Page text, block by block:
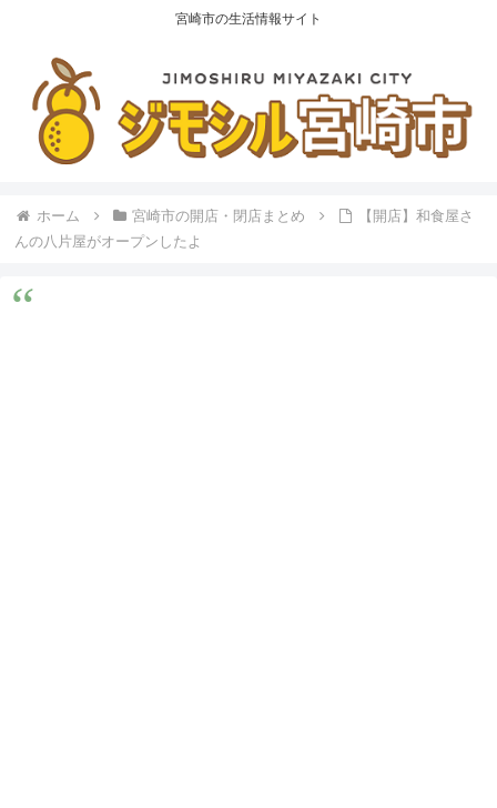
宮崎市の生活情報サイト
ホーム 宮崎市の開店・閉店まとめ
【開店】和食屋さ
んの八片屋がオープンしたよ